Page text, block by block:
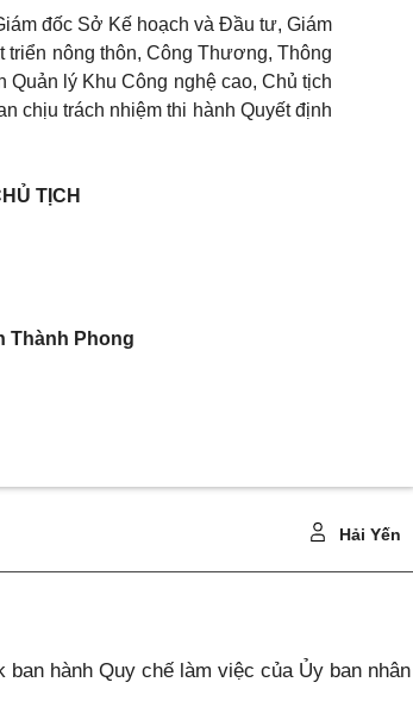
đốc Sở Kế hoạch và Đầu tư, Giám
triển nông thôn, Công Thương, Thông
lý Khu Công nghệ cao, Chủ tịch
chịu trách nhiệm thi hành Quyết định
TỊCH
Thành Phong
Hải Yến
hành Quy chế làm việc của Ủy ban nhân